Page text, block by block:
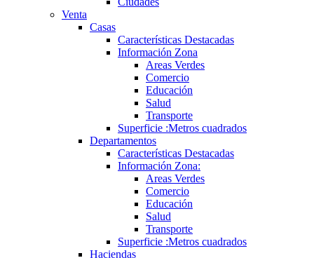
Venta
Casas
Características Destacadas
Información Zona
Areas Verdes
Comercio
Educación
Salud
Transporte
Superficie :Metros cuadrados
Departamentos
Características Destacadas
Información Zona:
Areas Verdes
Comercio
Educación
Salud
Transporte
Superficie :Metros cuadrados
Haciendas